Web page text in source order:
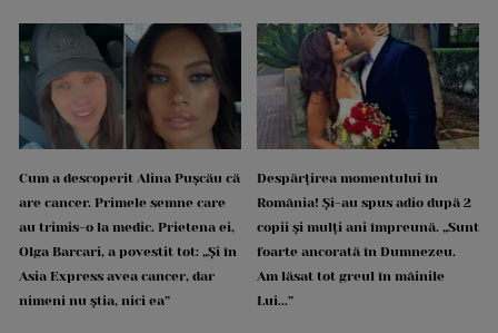
Cum a descoperit Alina Pușcău că
are cancer. Primele semne care
au trimis-o la medic. Prietena ei,
Olga Barcari, a povestit tot: „Și în
Asia Express avea cancer, dar
nimeni nu știa, nici ea”
Despărțirea momentului în
România! Și-au spus adio după 2
copii și mulți ani împreună. „Sunt
foarte ancorată în Dumnezeu.
Am lăsat tot greul în mâinile
Lui...”